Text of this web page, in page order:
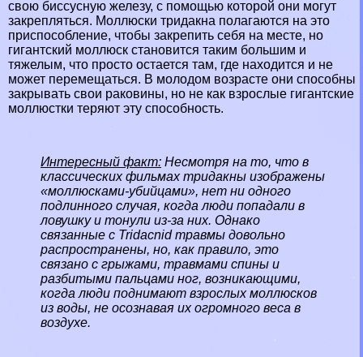
свою биссусную железу, с помощью которой они могут
закрепляться. Моллюски тридакна полагаются на это
приспособление, чтобы закрепить себя на месте, но
гигантский моллюск становится таким большим и
тяжелым, что просто остается там, где находится и не
может перемещаться. В молодом возрасте они способны
закрывать свои paковины, но не как взрослые гигантские
моллюстки теряют эту способность.
Интересный факт: Несмотря на то, что в
классических фильмах тридакны изображены
«моллюсками-убийцами», нет ни одного
подлинного случая, когда люди попадали в
ловушку и тонули из-за них. Однако
связанные с Tridacnid травмы довольно
распространены, но, как правило, это
связано с грыжами, травмами спины и
разбитыми пальцами ног, возникающими,
когда люди поднимают взрослых моллюсков
из воды, не осознавая их огромного веса в
воздухе.